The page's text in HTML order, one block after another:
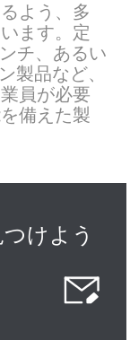
よう、多
ます。定
チ、あるい
製品など、
員が必要
備えた製
けよう